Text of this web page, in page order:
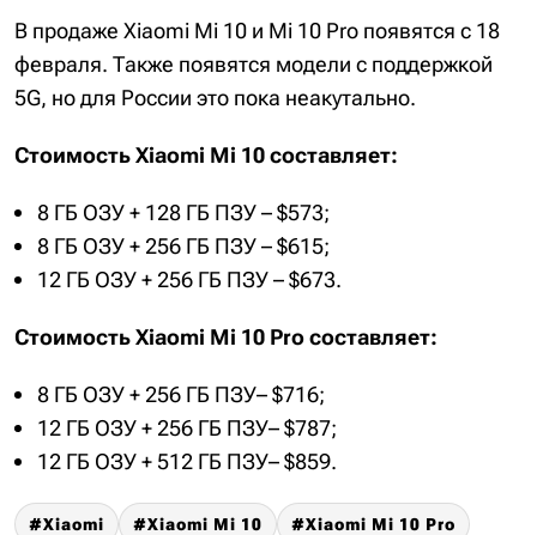
В продаже Xiaomi Mi 10 и Mi 10 Pro появятся с 18
февраля. Также появятся модели с поддержкой
5G, но для России это пока неакутально.
Стоимость Xiaomi Mi 10 составляет:
8 ГБ ОЗУ + 128 ГБ ПЗУ – $573;
8 ГБ ОЗУ + 256 ГБ ПЗУ – $615;
12 ГБ ОЗУ + 256 ГБ ПЗУ – $673.
Стоимость Xiaomi Mi 10 Pro составляет:
8 ГБ ОЗУ + 256 ГБ ПЗУ– $716;
12 ГБ ОЗУ + 256 ГБ ПЗУ– $787;
12 ГБ ОЗУ + 512 ГБ ПЗУ– $859.
Xiaomi Xiaomi Mi 10 Xiaomi Mi 10 Pro